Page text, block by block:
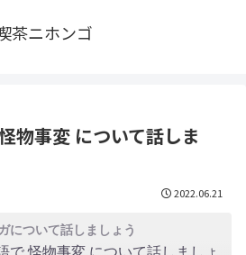
茶ニホンゴ
事変 について話しま
2022.06.21
について話しましょう